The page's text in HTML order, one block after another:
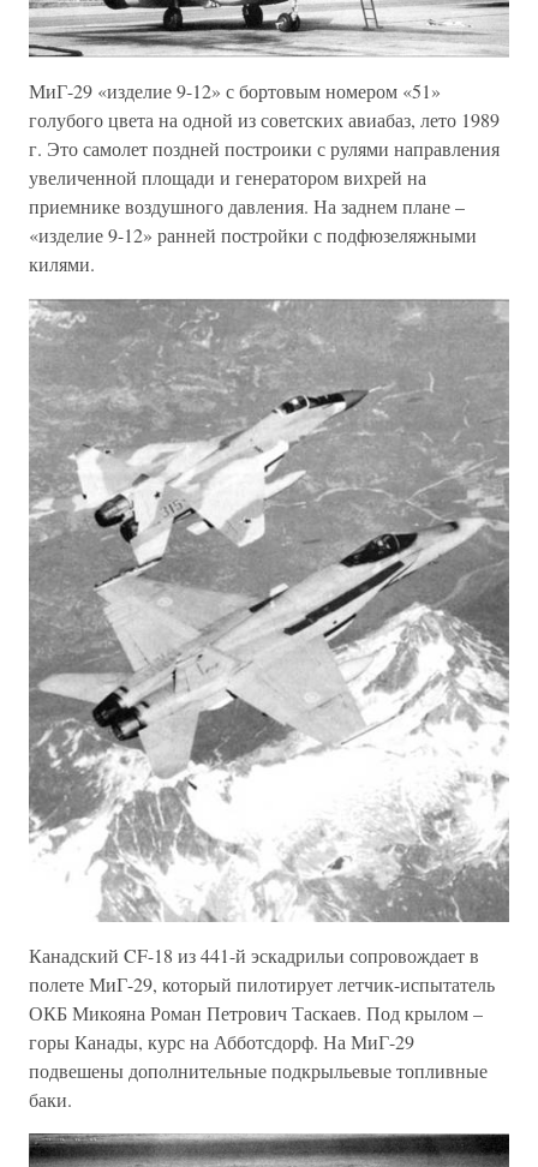
МиГ-29 «изделие 9-12» с бортовым номером «51»
голубого цвета на одной из советских авиабаз, лето 1989
г. Это самолет поздней построики с рулями направления
увеличенной площади и генератором вихрей на
приемнике воздушного давления. На заднем плане –
«изделие 9-12» ранней постройки с подфюзеляжными
килями.
Канадский CF-18 из 441-й эскадрильи сопровождает в
полете МиГ-29, который пилотирует летчик-испытатель
ОКБ Микояна Роман Петрович Таскаев. Под крылом –
горы Канады, курс на Абботсдорф. На МиГ-29
подвешены дополнительные подкрыльевые топливные
баки.